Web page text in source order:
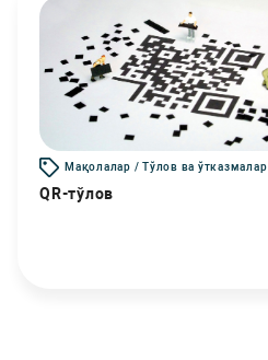
Мақолалар / Тўлов ва ўтказмалар
QR-тўлов